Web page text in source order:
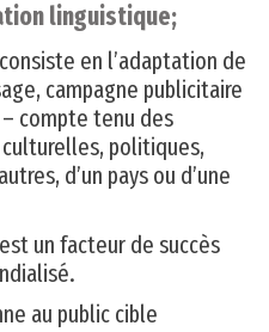
linguistique;
en l’adaptation de
campagne publicitaire
compte tenu des
politiques,
d’un pays ou d’une
un facteur de succès
au public cible